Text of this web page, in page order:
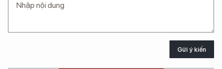
Gửi ý kiến